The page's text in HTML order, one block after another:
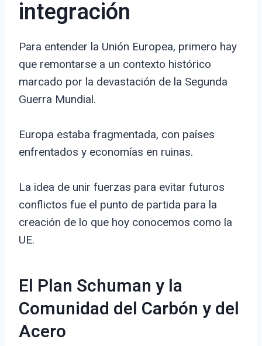
integración
Para entender la Unión Europea, primero hay
que remontarse a un contexto histórico
marcado por la devastación de la Segunda
Guerra Mundial.
Europa estaba fragmentada, con países
enfrentados y economías en ruinas.
La idea de unir fuerzas para evitar futuros
conflictos fue el punto de partida para la
creación de lo que hoy conocemos como la
UE.
El Plan Schuman y la
Comunidad del Carbón y del
Acero